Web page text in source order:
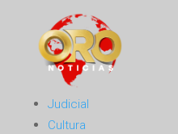
Judicial
Cultura